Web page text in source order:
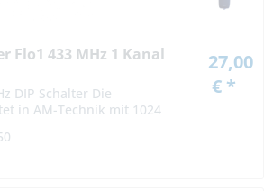
Flo1 433 MHz 1 Kanal
DIP Schalter Die
in AM-Technik mit 1024
10-poligen
27,00
€ *